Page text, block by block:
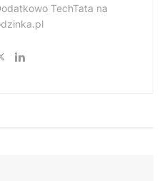
TechTata na